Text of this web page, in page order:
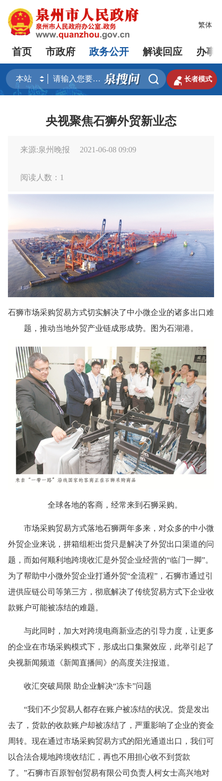
繁体
首页 市政府 政务公开 解读回应 办事
  长者模式
央视聚焦石狮外贸新业态
来源:泉州晚报 2021-06-08 09:09
阅读人数： 1
石狮市场采购贸易方式切实解决了中小微企业的诸多出口难
题，推动当地外贸产业链成形成势。图为石湖港。
全球各地的客商，经常来到石狮采购。
市场采购贸易方式落地石狮两年多来，对众多的中小微
外贸企业来说，拼箱组柜出货只是解决了外贸出口渠道的问
题，而如何顺利地跨境收汇是外贸企业经营的“临门一脚”。
为了帮助中小微外贸企业打通外贸“全流程”，石狮市通过引
进供应链公司等第三方，彻底解决了传统贸易方式下企业收
款账户可能被冻结的难题。
与此同时，加大对跨境电商新业态的引导力度，让更多
的企业在市场采购模式下，形成出口集聚效应，此举引起了
央视新闻频道《新闻直播间》的高度关注报道。
收汇突破局限 助企业解决“冻卡”问题
“我们不少贸易人都存在账户被冻结的状况。货是发出
去了，货款的收款账户却被冻结了，严重影响了企业的资金
周转。现在通过市场采购贸易方式的阳光通道出口，我们可
以合法合规地跨境收结汇，再也不用担心收不到货款
了。”石狮市百原智创贸易有限公司负责人柯女士高兴地对